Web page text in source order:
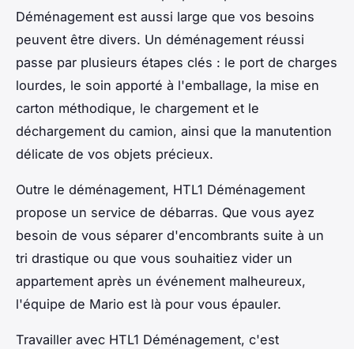
Déménagement est aussi large que vos besoins
peuvent être divers. Un déménagement réussi
passe par plusieurs étapes clés : le port de charges
lourdes, le soin apporté à l'emballage, la mise en
carton méthodique, le chargement et le
déchargement du camion, ainsi que la manutention
délicate de vos objets précieux.
Outre le déménagement, HTL1 Déménagement
propose un service de débarras. Que vous ayez
besoin de vous séparer d'encombrants suite à un
tri drastique ou que vous souhaitiez vider un
appartement après un événement malheureux,
l'équipe de Mario est là pour vous épauler.
Travailler avec HTL1 Déménagement, c'est